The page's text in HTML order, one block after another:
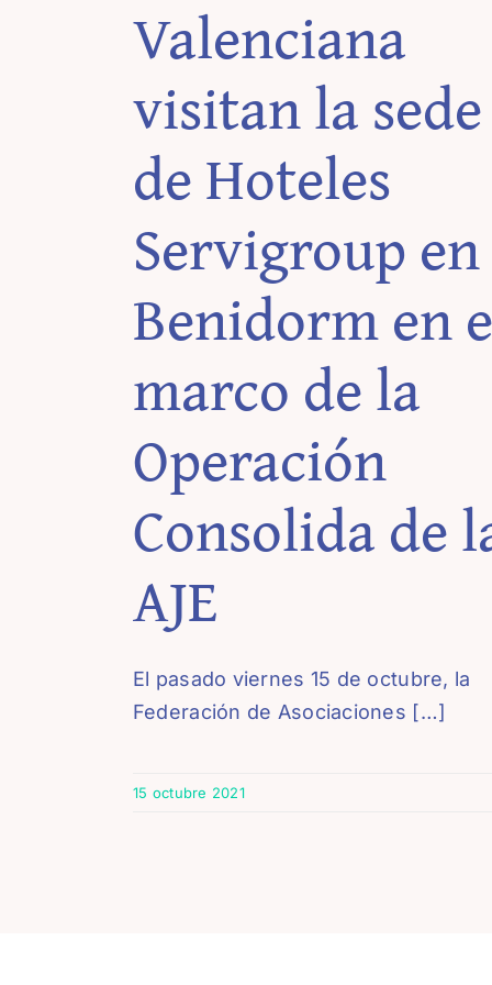
Valenciana
visitan la sede
de Hoteles
Servigroup en
Benidorm en
marco de la
Operación
Consolida de
AJE
El pasado viernes 15 de octubre, la
Federación de Asociaciones […]
15 octubre 2021